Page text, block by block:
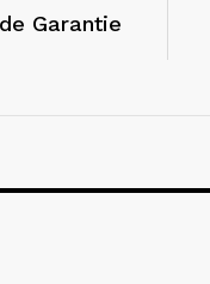
Garantie